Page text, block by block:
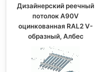
Дизайнерский реечный
потолок A90V
оцинкованная RAL2 V-
образный, Албес